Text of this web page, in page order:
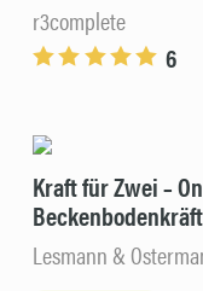
r3complete
6
Kraft für Zwei –
Lesmann &